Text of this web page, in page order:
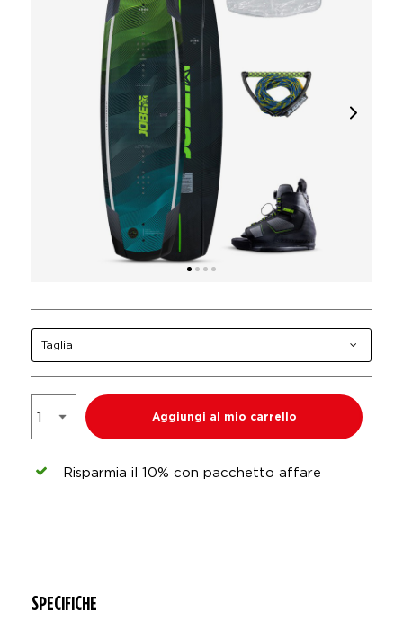
Taglia
Aggiungi al mio carrello
Risparmia il 10% con pacchetto affare
SPECIFICHE